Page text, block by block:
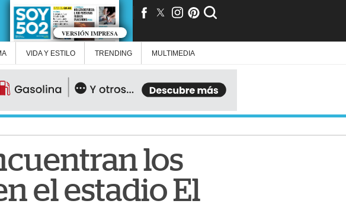
VERSIÓN IMPRESA
VIDA Y ESTILO TRENDING MULTIMEDIA
los
el estadio El